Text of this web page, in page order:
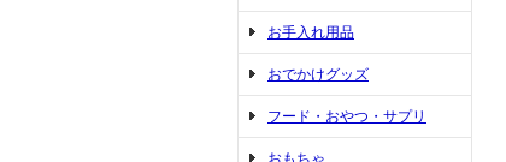
お手入れ用品
おでかけグッズ
フード・おやつ・サプリ
おもちゃ